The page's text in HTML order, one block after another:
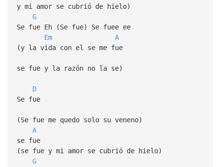
y mi amor se cubrió de hielo)
G
Se fue Eh (Se fue) Se fuee ee
Em
A
(y la vida con el se me fue
se fue y la razón no la se)
D
Se fue
(Se fue me quedo solo su veneno)
A
se fue
(se fue y mi amor se cubrió de hielo)
G